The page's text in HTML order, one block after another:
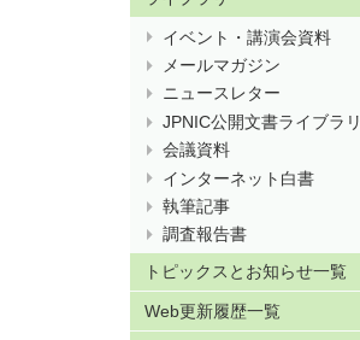
イベント・講演会資料
メールマガジン
ニュースレター
JPNIC公開文書ライブラリ
会議資料
インターネット白書
執筆記事
調査報告書
トピックスとお知らせ一覧
Web更新履歴一覧